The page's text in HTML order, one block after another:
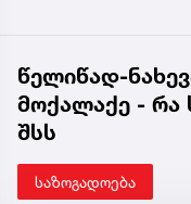
წელიწად-
მოქალაქე - რა
შსს
საზოგადოება